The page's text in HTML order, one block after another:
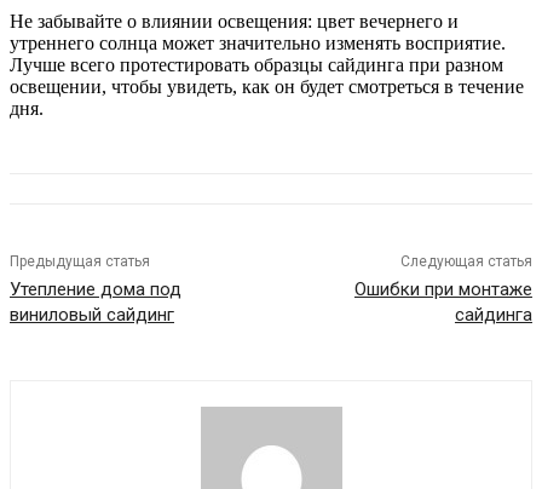
Не забывайте о влиянии освещения: цвет вечернего и
утреннего солнца может значительно изменять восприятие.
Лучше всего протестировать образцы сайдинга при разном
освещении, чтобы увидеть, как он будет смотреться в течение
дня.
Предыдущая статья
Утепление дома под
виниловый сайдинг
Следующая статья
Ошибки при монтаже
сайдинга